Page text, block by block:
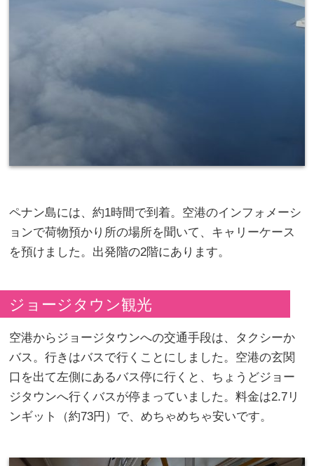
ペナン島には、約1時間で到着。空港のインフォメーシ
ョンで荷物預かり所の場所を聞いて、キャリーケース
を預けました。出発階の2階にあります。
ジョージタウン観光
空港からジョージタウンへの交通手段は、タクシーか
バス。行きはバスで行くことにしました。空港の玄関
口を出て左側にあるバス停に行くと、ちょうどジョー
ジタウンへ行くバスが停まっていました。料金は2.7リ
ンギット（約73円）で、めちゃめちゃ安いです。